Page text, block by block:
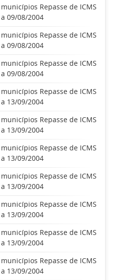
Repasse de ICMS
09/08/2004
Repasse de ICMS
09/08/2004
Repasse de ICMS
09/08/2004
Repasse de ICMS
13/09/2004
Repasse de ICMS
13/09/2004
Repasse de ICMS
13/09/2004
Repasse de ICMS
13/09/2004
Repasse de ICMS
13/09/2004
Repasse de ICMS
13/09/2004
Repasse de ICMS
13/09/2004